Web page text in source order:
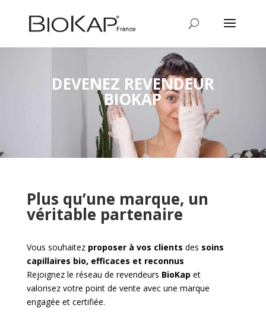
DEVENEZ REVENDEUR
BIOKAP
Plus qu’une marque, un
véritable partenaire
Vous souhaitez proposer à vos clients des soins
capillaires bio, efficaces et reconnus
Rejoignez le réseau de revendeurs BioKap et
valorisez votre point de vente avec une marque
engagée et certifiée.